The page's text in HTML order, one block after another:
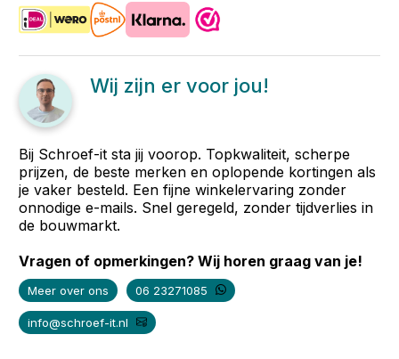
Wij zijn er voor jou!
Bij Schroef-it sta jij voorop. Topkwaliteit, scherpe
prijzen, de beste merken en oplopende kortingen als
je vaker besteld. Een fijne winkelervaring zonder
onnodige e-mails. Snel geregeld, zonder tijdverlies in
de bouwmarkt.
Vragen of opmerkingen? Wij horen graag van je!
Meer over ons 06 23271085
info@schroef-it.nl